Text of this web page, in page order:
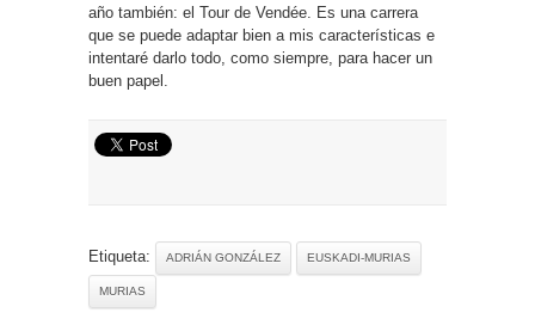
año también: el Tour de Vendée. Es una carrera
que se puede adaptar bien a mis características e
intentaré darlo todo, como siempre, para hacer un
buen papel.
Etiqueta: ADRIÁN GONZÁLEZ EUSKADI-MURIAS
MURIAS